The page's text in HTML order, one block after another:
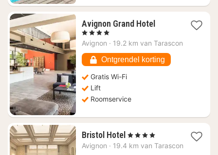
Avignon Grand Hotel1
vanaf
98,08
, 4 Sterren
Avignon · 19.2 km van Tarascon
Ontgrendel korting
Gratis Wi-Fi
Lift
Roomservice
Bristol Hotel 1
nacht
, 4 Sterren
Avignon · 19.4 km van Tarascon